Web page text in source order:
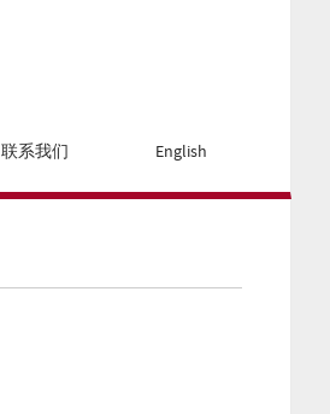
联系我们 English